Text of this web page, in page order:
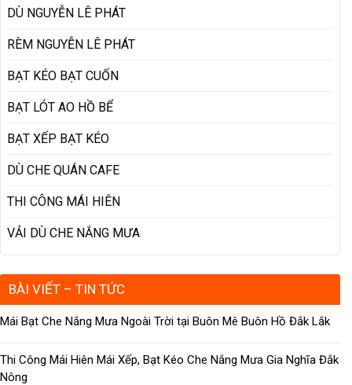
DÙ NGUYỄN LÊ PHÁT
RÈM NGUYỄN LÊ PHÁT
BẠT KÉO BẠT CUỐN
BẠT LÓT AO HỒ BỂ
BẠT XẾP BẠT KÉO
DÙ CHE QUÁN CAFE
THI CÔNG MÁI HIÊN
VẢI DÙ CHE NẮNG MƯA
BÀI VIẾT – TIN TỨC
Mái Bạt Che Nắng Mưa Ngoài Trời tại Buôn Mê Buôn Hồ Đắk Lắk
Thi Công Mái Hiên Mái Xếp, Bạt Kéo Che Nắng Mưa Gia Nghĩa Đắk
Nông